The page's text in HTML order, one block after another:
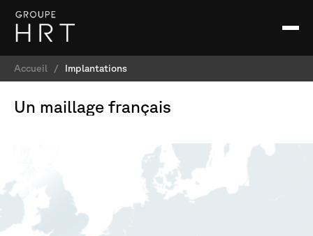
Accueil / Implantations
Un maillage français